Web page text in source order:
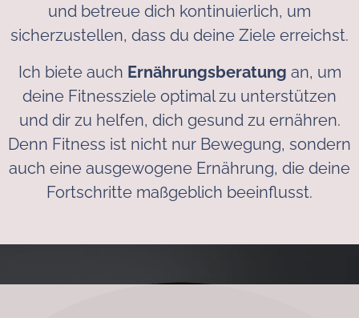
und betreue dich kontinuierlich, um
sicherzustellen, dass du deine Ziele erreichst.
Ich biete auch Ernährungsberatung an, um
deine Fitnessziele optimal zu unterstützen
und dir zu helfen, dich gesund zu ernähren.
Denn Fitness ist nicht nur Bewegung, sondern
auch eine ausgewogene Ernährung, die deine
Fortschritte maßgeblich beeinflusst.